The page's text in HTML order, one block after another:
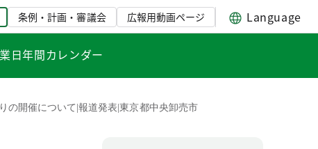
条例・計画・審議会 広報用動画ページ Language
日年間カレンダー
の開催について|報道発表|東京都中央卸売市